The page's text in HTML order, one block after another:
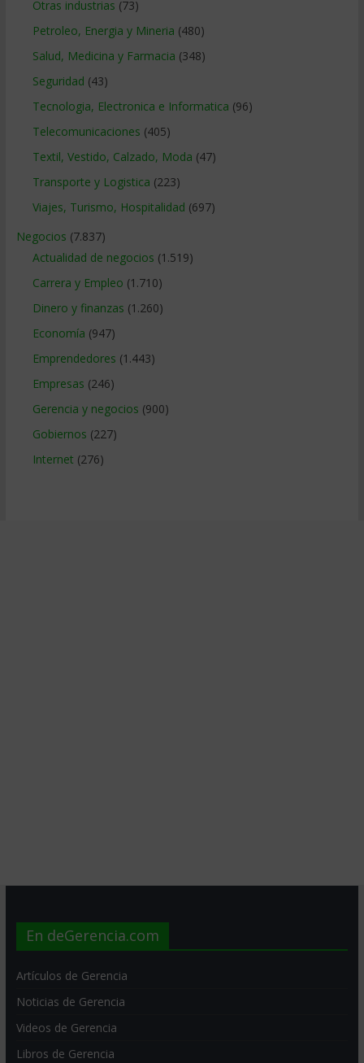
Otras industrias (73)
Petroleo, Energia y Mineria (480)
Salud, Medicina y Farmacia (348)
Seguridad (43)
Tecnologia, Electronica e Informatica (96)
Telecomunicaciones (405)
Textil, Vestido, Calzado, Moda (47)
Transporte y Logistica (223)
Viajes, Turismo, Hospitalidad (697)
Negocios (7.837)
Actualidad de negocios (1.519)
Carrera y Empleo (1.710)
Dinero y finanzas (1.260)
Economía (947)
Emprendedores (1.443)
Empresas (246)
Gerencia y negocios (900)
Gobiernos (227)
Internet (276)
En deGerencia.com
Artículos de Gerencia
Noticias de Gerencia
Videos de Gerencia
Libros de Gerencia